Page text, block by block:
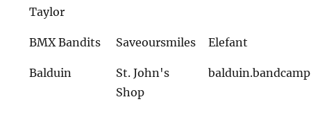
Taylor
BMX Bandits Saveoursmiles Elefant
Balduin
St. John's
Shop